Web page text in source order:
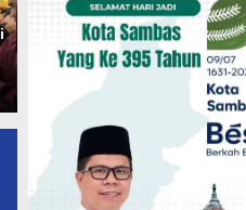
Dua Lagu Karya Pangdam
VI/Mulawarman Mayjen TNI
Krido Pramono Jadi Ikon
Singing Competition HUT Ke-